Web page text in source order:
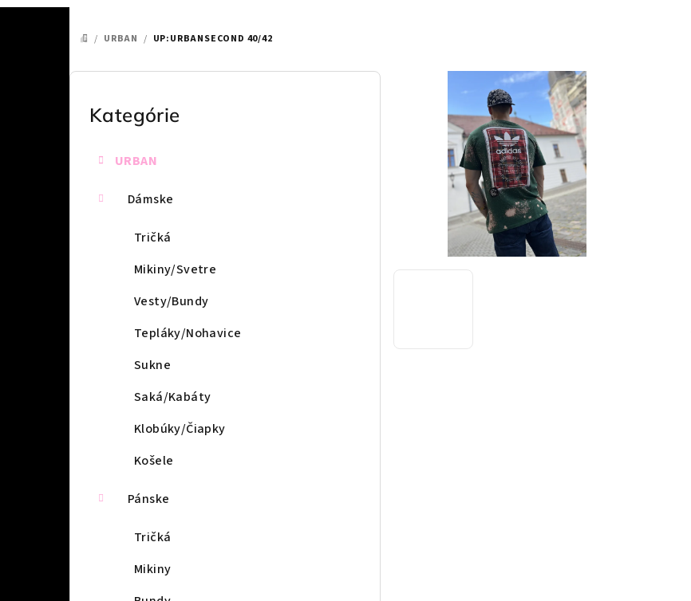
DOMOV
/ URBAN / UP:URBANSECOND 40/42
B
Preskočiť
kategórie
Kategórie
URBAN
Dámske
Tričká
Mikiny/Svetre
Vesty/Bundy
Tepláky/Nohavice
Sukne
Saká/Kabáty
Klobúky/Čiapky
Košele
Pánske
Tričká
Mikiny